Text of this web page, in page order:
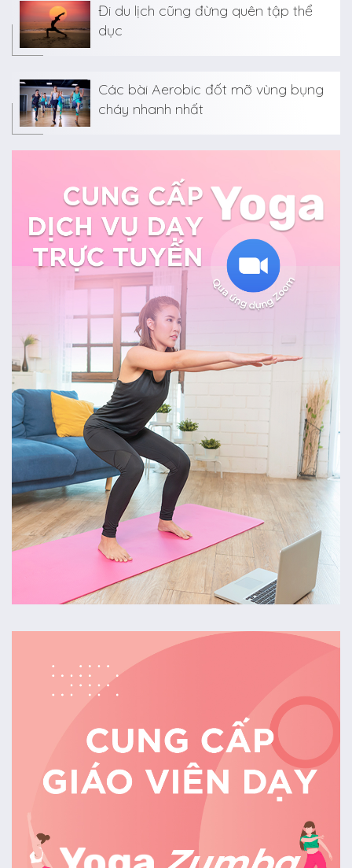
Đi du lịch cũng đừng quên tập thể
dục
Các bài Aerobic đốt mỡ vùng bụng
cháy nhanh nhất